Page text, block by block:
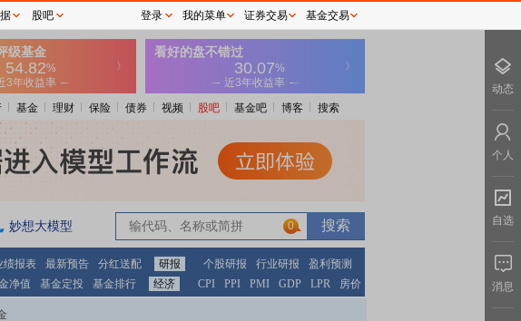
基金 理财 保险 债券 视频 股吧 基金吧 博客 搜索
妙想大模型 0
绩报表 最新预告 分红送配 研报 个股研报 行业研报
盈利预测
净值 基金定投 基金排行 经济 CPI PPI PMI GDP LPR 房价
股吧 登录 我的菜单 证券交易 基金交易
动态
个人
自选
消息